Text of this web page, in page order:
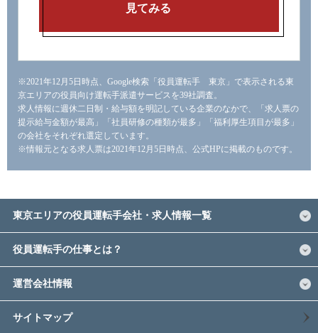
見てみる
※2021年12月5日時点、Google検索「役員運転手 東京」で表示される東
京エリアの役員向け運転手派遣サービスを39社調査。
求人情報に週休二日制・給与額を明記している企業のなかで、「求人票の
提示給与金額が最高」「社員研修の種類が最多」「福利厚生項目が最多」
の会社をそれぞれ選定しています。
※情報元となる求人票は2021年12月5日時点、公式HPに掲載のものです。
東京エリアの役員運転手会社・求人情報一覧
役員運転手の仕事とは？
運営会社情報
サイトマップ